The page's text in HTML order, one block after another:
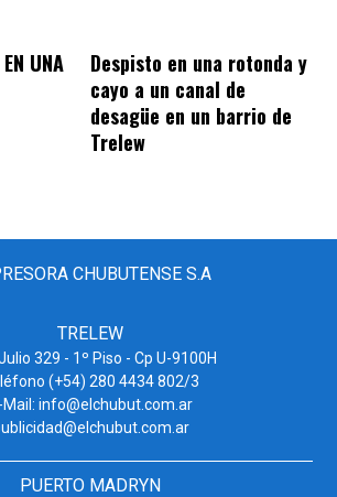
UNA
Despisto en una rotonda y
cayo a un canal de
desagüe en un barrio de
Trelew
CHUBUTENSE S.A
TRELEW
329 - 1º Piso - Cp U-9100H
(+54) 280 4434 802/3
Mail: info@elchubut.com.ar
PUERTO MADRYN